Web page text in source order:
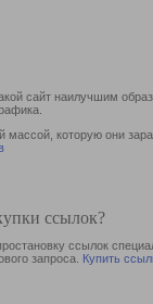
сайт наилучшим
которую они
ссылок?
ссылок
запроса. Купить